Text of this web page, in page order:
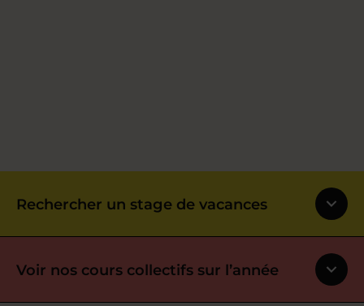
Rechercher un stage de vacances
Voir nos cours collectifs sur l’année